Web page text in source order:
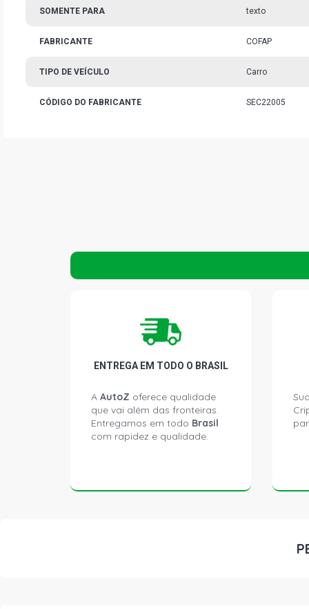
SOMENTE PARA texto
FABRICANTE COFAP
TIPO DE VEÍCULO Carro
CÓDIGO DO FABRICANTE SEC22005
ENTREGA EM TODO O BRASIL
A AutoZ oferece qualidade
que vai além das fronteiras.
Entregamos em todo Brasil
com rapidez e qualidade.